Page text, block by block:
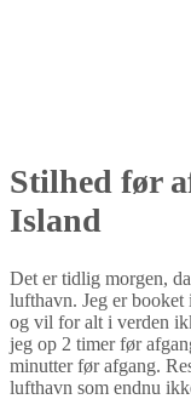
Stilhed før
Island
Det er tidlig morgen,
lufthavn. Jeg er
og vil for alt i verden
jeg op 2 timer før
minutter før afgang.
lufthavn som endnu